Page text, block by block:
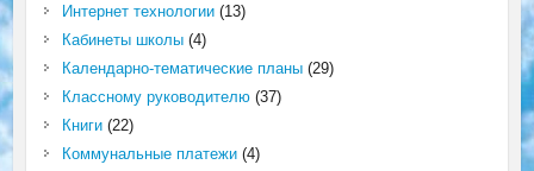
Интернет технологии(13)
Кабинеты школы(4)
Календарно-тематические планы(29)
Классному руководителю(37)
Книги(22)
Коммунальные платежи(4)